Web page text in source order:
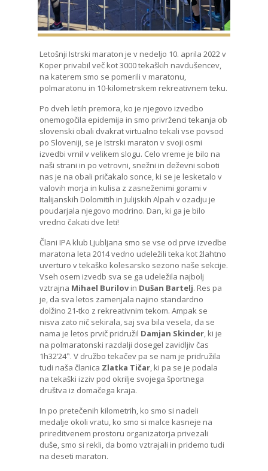
Letošnji Istrski maraton je v nedeljo 10. aprila 2022 v
Koper privabil več kot 3000 tekaških navdušencev,
na katerem smo se pomerili v maratonu,
polmaratonu in 10-kilometrskem rekreativnem teku.
Po dveh letih premora, ko je njegovo izvedbo
onemogočila epidemija in smo privrženci tekanja ob
slovenski obali dvakrat virtualno tekali vse povsod
po Sloveniji, se je Istrski maraton v svoji osmi
izvedbi vrnil v velikem slogu. Celo vreme je bilo na
naši strani in po vetrovni, snežni in deževni soboti
nas je na obali pričakalo sonce, ki se je lesketalo v
valovih morja in kulisa z zasneženimi gorami v
Italijanskih Dolomitih in Julijskih Alpah v ozadju je
poudarjala njegovo modrino. Dan, ki ga je bilo
vredno čakati dve leti!
Člani IPA klub Ljubljana smo se vse od prve izvedbe
maratona leta 2014 vedno udeležili teka kot žlahtno
uverturo v tekaško kolesarsko sezono naše sekcije.
Vseh osem izvedb sva se ga udeležila najbolj
vztrajna Mihael Burilovin Dušan Bartelj. Res pa
je, da sva letos zamenjala najino standardno
dolžino 21-tko z rekreativnim tekom. Ampak se
nisva zato nič sekirala, saj sva bila vesela, da se
nama je letos prvič pridružil Damjan Skinder, ki je
na polmaratonski razdalji dosegel zavidljiv čas
1h32’24‟. V družbo tekačev pa se nam je pridružila
tudi naša članica Zlatka Tičar, ki pa se je podala
na tekaški izziv pod okrilje svojega športnega
društva iz domačega kraja.
In po pretečenih kilometrih, ko smo si nadeli
medalje okoli vratu, ko smo si malce kasneje na
prireditvenem prostoru organizatorja privezali
duše, smo si rekli, da bomo vztrajali in pridemo tudi
na deseti maraton.